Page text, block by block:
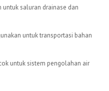
untuk saluran drainase dan
untuk transportasi bahan
untuk sistem pengolahan air